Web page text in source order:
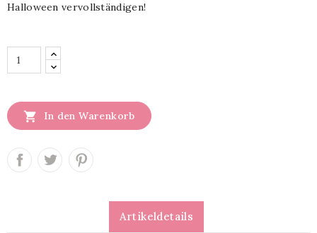
Halloween vervollständigen!
 In den Warenkorb
Artikeldetails